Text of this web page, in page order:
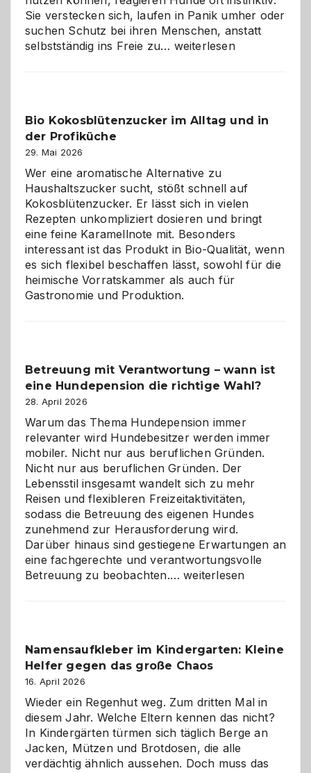
Sie verstecken sich, laufen in Panik umher oder
suchen Schutz bei ihren Menschen, anstatt
selbstständig ins Freie zu… Wenn
Gefahr
für
Hunde
im
eigenen
Zuhause
weiterlesen
Bio Kokosblütenzucker im Alltag und in
der Profiküche
29. Mai 2026
Wer eine aromatische Alternative zu
Haushaltszucker sucht, stößt schnell auf
Kokosblütenzucker. Er lässt sich in vielen
Rezepten unkompliziert dosieren und bringt
eine feine Karamellnote mit. Besonders
interessant ist das Produkt in Bio-Qualität, wenn
es sich flexibel beschaffen lässt, sowohl für die
heimische Vorratskammer als auch für
Gastronomie und Produktion.
Betreuung mit Verantwortung – wann ist
eine Hundepension die richtige Wahl?
28. April 2026
Warum das Thema Hundepension immer
relevanter wird Hundebesitzer werden immer
mobiler. Nicht nur aus beruflichen Gründen.
Nicht nur aus beruflichen Gründen. Der
Lebensstil insgesamt wandelt sich zu mehr
Reisen und flexibleren Freizeitaktivitäten,
sodass die Betreuung des eigenen Hundes
zunehmend zur Herausforderung wird.
Darüber hinaus sind gestiegene Erwartungen an
eine fachgerechte und verantwortungsvolle
Betreuung zu beobachten.…Betreuung
ist
eine
Wahl?
weiterlesen
Namensaufkleber im Kindergarten: Kleine
Helfer gegen das große Chaos
16. April 2026
Wieder ein Regenhut weg. Zum dritten Mal in
diesem Jahr. Welche Eltern kennen das nicht?
In Kindergärten türmen sich täglich Berge an
Jacken, Mützen und Brotdosen, die alle
verdächtig ähnlich aussehen. Doch muss das